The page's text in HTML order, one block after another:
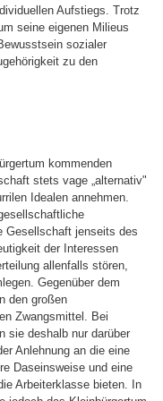
Aufstiegs. Trotz
seine eigenen Milieus
sozialer
zu den
kommenden
stets vage „alternativ"
Idealen annehmen.
Gesellschaft jenseits des
der Interessen
allenfalls stören,
Gegenüber dem
den großen
Zwangsmittel. Bei
sie deshalb nur darüber
Anlehnung an die eine
Daseinsweise und eine
Arbeiterklasse bieten. In